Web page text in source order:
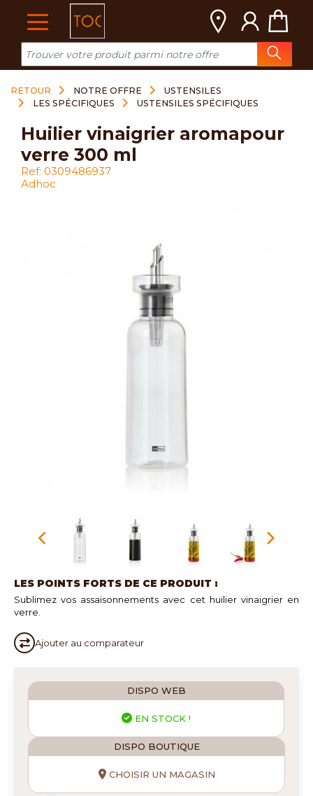
RETOUR NOTRE OFFRE
USTENSILES
LES SPÉCIFIQUES
USTENSILES SPÉCIFIQUES
LES POINTS FORTS DE CE PRODUIT :
Sublimez vos assaisonnements avec cet huilier vinaigrier en
verre.
Ajouter au comparateur
huilier vinaigrier aromapour
verre 300 ml
Ref: 0309486937
Adhoc
DISPO WEB
EN STOCK !
DISPO BOUTIQUE
CHOISIR UN MAGASIN
Cookies management panel